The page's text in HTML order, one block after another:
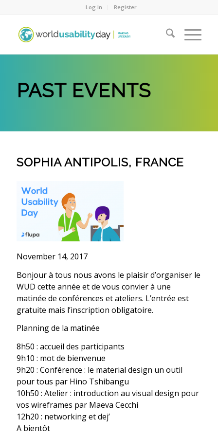
Log In Register
PAST EVENTS
SOPHIA ANTIPOLIS, FRANCE
November 14, 2017
Bonjour à tous nous avons le plaisir d’organiser le
WUD cette année et de vous convier à une
matinée de conférences et ateliers. L’entrée est
gratuite mais l’inscription obligatoire.
Planning de la matinée
8h50 : accueil des participants
9h10 : mot de bienvenue
9h20 : Conférence : le material design un outil
pour tous par Hino Tshibangu
10h50 : Atelier : introduction au visual design pour
vos wireframes par Maeva Cecchi
12h20 : networking et dej’
A bientôt